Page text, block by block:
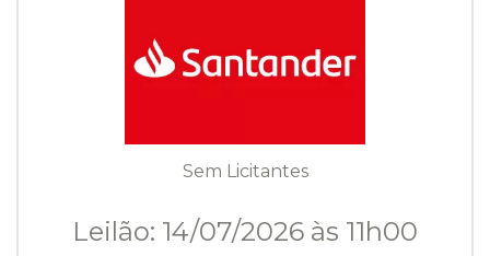
Sem Licitantes
Leilão: 14/07/2026 às 11h00